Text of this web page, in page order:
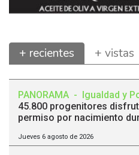
+ recientes + vistas
PANORAMA - Igualdad y
45.800 progenitores
permiso por nacimiento
Jueves 6 agosto de 2026